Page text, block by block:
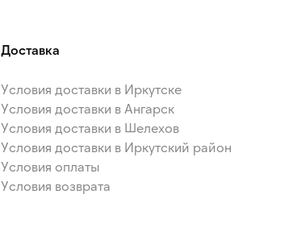
Доставка
Условия доставки в Иркутске
Условия доставки в Ангарск
Условия доставки в Шелехов
Условия доставки в Иркутский район
Условия оплаты
Условия возврата